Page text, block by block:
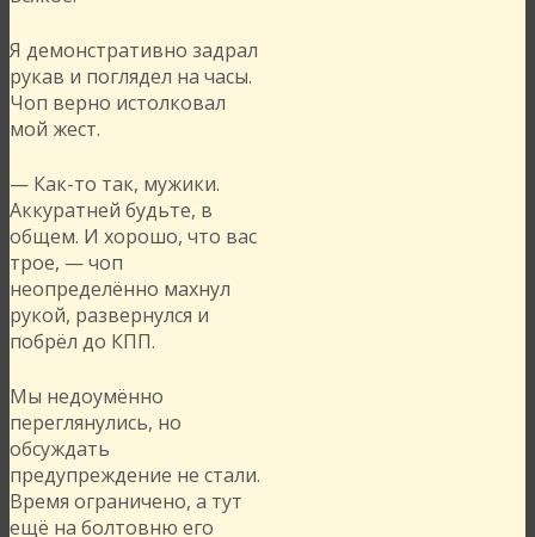
Я демонстративно задрал
рукав и поглядел на часы.
Чоп верно истолковал
мой жест.
— Как-то так, мужики.
Аккуратней будьте, в
общем. И хорошо, что вас
трое, — чоп
неопределённо махнул
рукой, развернулся и
побрёл до КПП.
Мы недоумённо
переглянулись, но
обсуждать
предупреждение не стали.
Время ограничено, а тут
ещё на болтовню его